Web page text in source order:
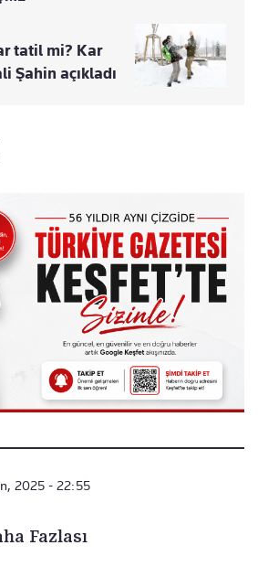
tatil mi? Kar
Şahin açıkladı
2025 - 22:55
Fazlası